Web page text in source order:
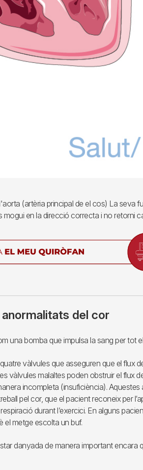
(artèria principal de el cos) La seva
en la direcció correcta i no retorni
del cor
una bomba que impulsa la sang per tot
vàlvules que asseguren que el flux
vàlvules malaltes poden obstruir el flux
incompleta (insuficiència).
pel cor, que el pacient reconeix per
durant l’exercici. En alguns
el metge escolta un buf.
danyada de manera important encara